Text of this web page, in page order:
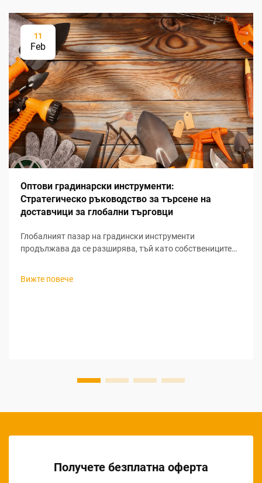
11
Feb
Оптови градинарски инструменти:
Стратегическо ръководство за търсене на
доставчици за глобални търговци
Глобалният пазар на градински инструменти
продължава да се разширява, тъй като собствениците
градинарството. За търговците, които търсят печеливши
Вижте повече
Получете безплатна оферта